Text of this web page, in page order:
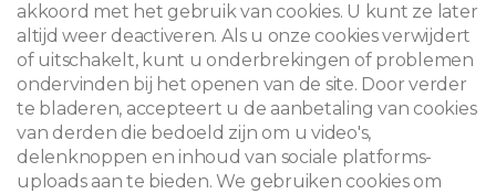
Basiliek van Koekelberg
Elisabethpark, 1083 Brussel - Brussel
akkoord met het gebruik van cookies. U kunt ze later
altijd weer deactiveren. Als u onze cookies verwijdert
of uitschakelt, kunt u onderbrekingen of problemen
ondervinden bij het openen van de site. Door verder
te bladeren, accepteert u de aanbetaling van cookies
van derden die bedoeld zijn om u video's,
delenknoppen en inhoud van sociale platforms-
uploads aan te bieden. We gebruiken cookies om